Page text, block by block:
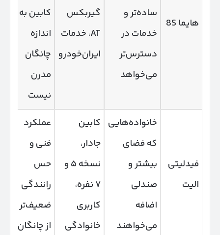
هایما 8S
ساده‌تر و
خدمات در
دسترس‌تر
می‌خواهد
گیربکس
AT، خدمات
ایران‌خودرو
کابین به
اندازه
چانگان
مدرن
نیست
فیدلیتی
الیت
خانواده‌هایی
که فضای
بیشتر و
صندلی
اضافه
می‌خواهند
کابین
جادار،
نسخه ۵ و
۷ نفره،
کاربری
خانوادگی
عملکرد
فنی و
حس
رانندگی
ضعیف‌تر
از چانگان